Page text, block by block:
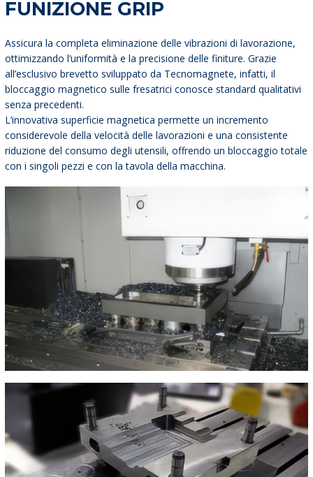
FUNIZIONE GRIP
Assicura la completa eliminazione delle vibrazioni di lavorazione,
ottimizzando l’uniformità e la precisione delle finiture. Grazie
all’esclusivo brevetto sviluppato da Tecnomagnete, infatti, il
bloccaggio magnetico sulle fresatrici conosce standard qualitativi
senza precedenti.
L’innovativa superficie magnetica permette un incremento
considerevole della velocità delle lavorazioni e una consistente
riduzione del consumo degli utensili, offrendo un bloccaggio totale
con i singoli pezzi e con la tavola della macchina.